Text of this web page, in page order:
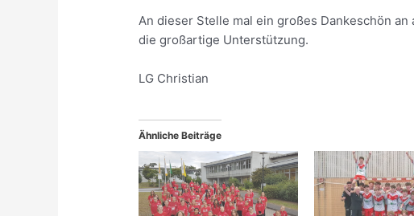
An dieser Stelle mal ein großes Dankeschön
die großartige Unterstützung.
LG Christian
Ähnliche Beiträge